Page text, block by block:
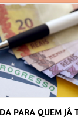
PARA QUEM JÁ